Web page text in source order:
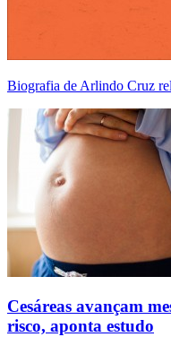
Biografia de Arlindo Cruz
Cesáreas avançam
risco, aponta estudo